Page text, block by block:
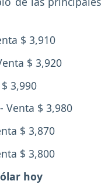
$ 3,910
$ 3,920
3,990
Venta $ 3,980
$ 3,870
$ 3,800
hoy